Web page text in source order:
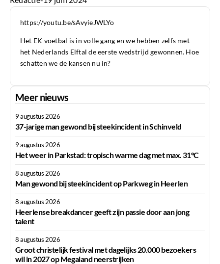
https://youtu.be/sAvyieJWLYo
Het EK voetbal is in volle gang en we hebben zelfs met
het Nederlands Elftal de eerste wedstrijd gewonnen. Hoe
schatten we de kansen nu in?
Meer nieuws
9 augustus 2026
37-jarige man gewond bij steekincident in Schinveld
9 augustus 2026
Het weer in Parkstad: tropisch warme dag met max. 31°C
8 augustus 2026
Man gewond bij steekincident op Parkweg in Heerlen
8 augustus 2026
Heerlense breakdancer geeft zijn passie door aan jong
talent
8 augustus 2026
Groot christelijk festival met dagelijks 20.000 bezoekers
wil in 2027 op Megaland neerstrijken